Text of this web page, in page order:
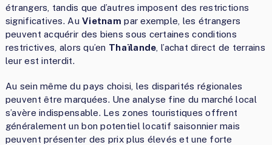
étrangers, tandis que d’autres imposent des restrictions
significatives. AuVietnam par exemple, les étrangers
peuvent acquérir des biens sous certaines conditions
restrictives, alors qu’en Thaïlande , l’achat direct de terrains
leur est interdit.
Au sein même du pays choisi, les disparités régionales
peuvent être marquées. Une analyse fine du marché local
s’avère indispensable. Les zones touristiques offrent
généralement un bon potentiel locatif saisonnier mais
peuvent présenter des prix plus élevés et une forte